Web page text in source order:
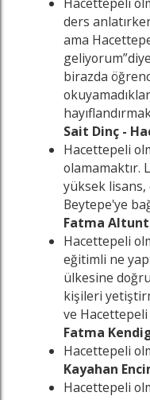
ders
ama
birazda
Sait Dinç -
Hacettepeli
olamamaktır.
yüksek lisans,
Beytepe'ye
Fatma
Hacettepeli
eğitimli ne
ülkesine
kişileri
ve
Fatma
Hacettepeli
Kayahan
Hacettepeli